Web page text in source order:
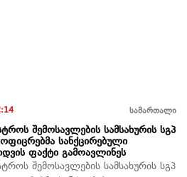
სამართალი
შემოსავლების სამსახურის სგპ
სანქცირებული
ფაქტი გამოავლინეს
შემოსავლების სამსახურის სგპ